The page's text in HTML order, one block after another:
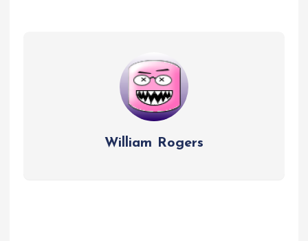
William Rogers